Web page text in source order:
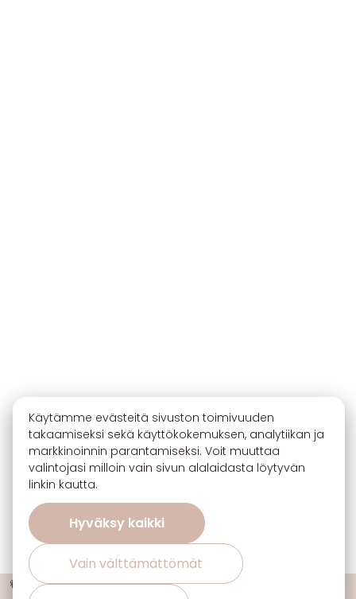
🔖 Ota 3, maksa 2 sisustuskankaiden uutuuksista ja suosikeista!
Käytämme evästeitä sivuston toimivuuden
takaamiseksi sekä käyttökokemuksen, analytiikan ja
markkinoinnin parantamiseksi. Voit muuttaa
valintojasi milloin vain sivun alalaidasta löytyvän
linkin kautta.
Hyväksy kaikki
Vain välttämättömät